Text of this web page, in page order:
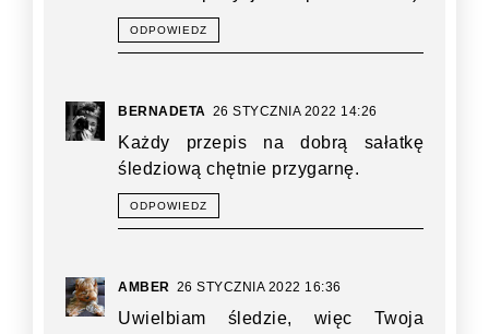
ODPOWIEDZ
BERNADETA 26 STYCZNIA 2022 14:26
Każdy przepis na dobrą sałatkę
śledziową chętnie przygarnę.
ODPOWIEDZ
AMBER 26 STYCZNIA 2022 16:36
Uwielbiam śledzie, więc Twoja